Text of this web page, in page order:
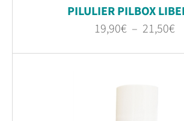
PILULIER PILBOX
19,90€ – 21,50€